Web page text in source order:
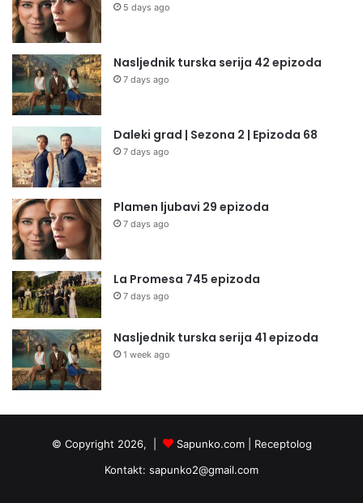
5 days ago
Nasljednik turska serija 42 epizoda
7 days ago
Daleki grad | Sezona 2 | Epizoda 68
7 days ago
Plamen ljubavi 29 epizoda
7 days ago
La Promesa 745 epizoda
7 days ago
Nasljednik turska serija 41 epizoda
1 week ago
© Copyright 2026, | Sapunko.com| Receptolog
Kontakt: sapunko2@gmail.com